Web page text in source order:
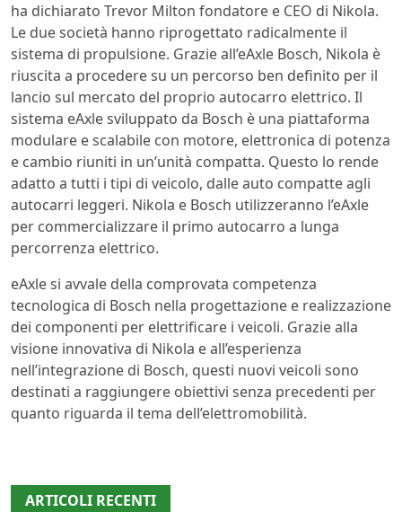
ha dichiarato Trevor Milton fondatore e CEO di Nikola.
Le due società hanno riprogettato radicalmente il
sistema di propulsione. Grazie all’eAxle Bosch, Nikola è
riuscita a procedere su un percorso ben definito per il
lancio sul mercato del proprio autocarro elettrico. Il
sistema eAxle sviluppato da Bosch è una piattaforma
modulare e scalabile con motore, elettronica di potenza
e cambio riuniti in un’unità compatta. Questo lo rende
adatto a tutti i tipi di veicolo, dalle auto compatte agli
autocarri leggeri. Nikola e Bosch utilizzeranno l’eAxle
per commercializzare il primo autocarro a lunga
percorrenza elettrico.
eAxle si avvale della comprovata competenza
tecnologica di Bosch nella progettazione e realizzazione
dei componenti per elettrificare i veicoli. Grazie alla
visione innovativa di Nikola e all’esperienza
nell’integrazione di Bosch, questi nuovi veicoli sono
destinati a raggiungere obiettivi senza precedenti per
quanto riguarda il tema dell’elettromobilità.
ARTICOLI RECENTI